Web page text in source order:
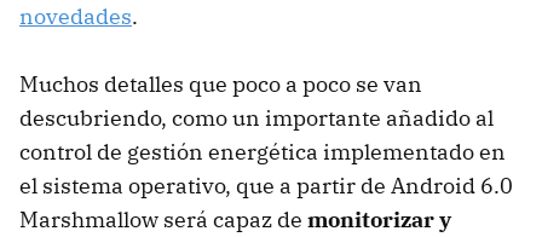
novedades.
Muchos detalles que poco a poco se van
descubriendo, como un importante añadido al
control de gestión energética implementado en
el sistema operativo, que a partir de Android 6.0
Marshmallow será capaz de monitorizar y